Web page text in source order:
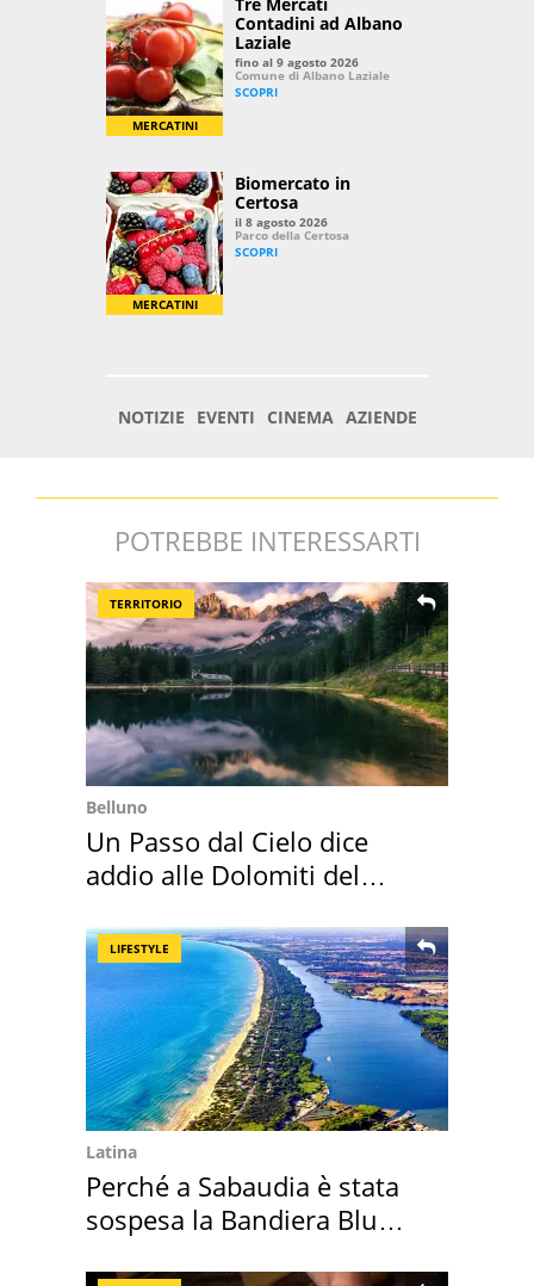
POTREBBE INTERESSARTI
TERRITORIO
Belluno
Un Passo dal Cielo dice
addio alle Dolomiti del
LIFESTYLE
Latina
Perché a Sabaudia è stata
sospesa la Bandiera Blu